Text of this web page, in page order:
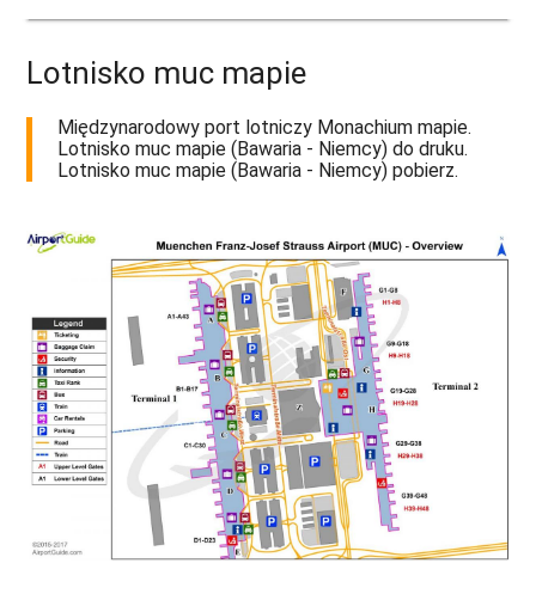
Lotnisko muc mapie
Międzynarodowy port lotniczy Monachium mapie.
Lotnisko muc mapie (Bawaria - Niemcy) do druku.
Lotnisko muc mapie (Bawaria - Niemcy) pobierz.